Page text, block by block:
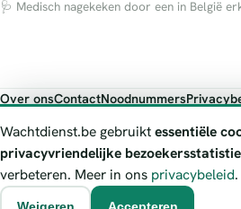
🩺 Medisch nagekeken door een in België
Over onsContactNoodnummers
Wachtdienst.be toont publieke
Bij levensgevaar bel je altijd 112.
wachtregeling bij de vermelde officiële
Wachtdienst.be gebruiktessentiële
privacyvriendelijke
verbeteren. Meer in ons privacybeleid.
Weigeren Accepteren